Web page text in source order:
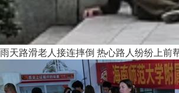
雨天路滑老人接连摔倒 热心路人纷纷上前